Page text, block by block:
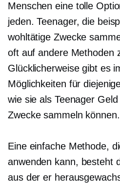
Menschen eine tolle
jeden. Teenager, die
wohltätige Zwecke
oft auf andere Methoden
Glücklicherweise gibt es
Möglichkeiten für
wie sie als Teenager
Zwecke sammeln können.
Eine einfache Methode,
anwenden kann, besteht
aus der er